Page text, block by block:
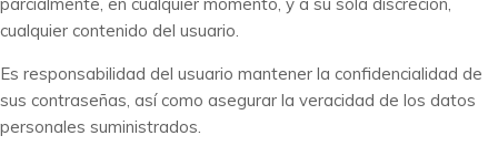
cualquier contenido del usuario.
Es responsabilidad del usuario mantener la confidencialidad de
sus contraseñas, así como asegurar la veracidad de los datos
personales suministrados.